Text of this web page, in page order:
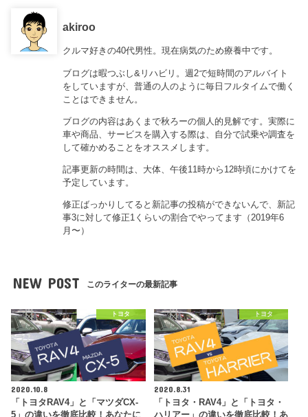
akiroo
クルマ好きの40代男性。現在病気のため療養中です。
ブログは暇つぶし&リハビリ。週2で短時間のアルバイト
をしていますが、普通の人のように毎日フルタイムで働く
ことはできません。
ブログの内容はあくまで秋ろーの個人的見解です。実際に
車や商品、サービスを購入する際は、自分で試乗や調査を
して確かめることをオススメします。
記事更新の時間は、大体、午後11時から12時頃にかけてを
予定しています。
修正ばっかりしてると新記事の投稿ができないんで、新記
事3に対して修正1くらいの割合でやってます（2019年6
月〜）
NEW POST このライターの最新記事
トヨタ
2020.10.8
「トヨタRAV4」と「マツダCX-
トヨタ
2020.8.31
「トヨタ・RAV4」と「トヨタ・